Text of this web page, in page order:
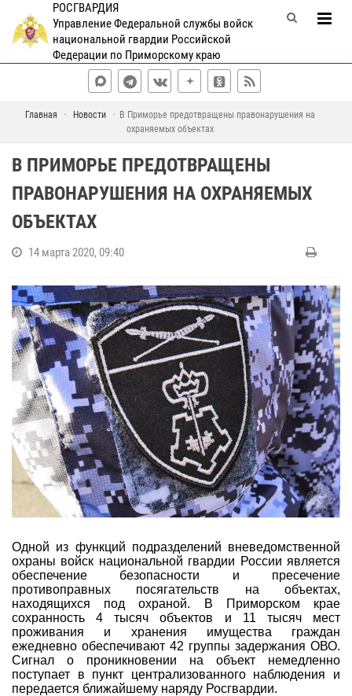
РОСГВАРДИЯ
Управление Федеральной службы войск
национальной гвардии Российской
Федерации по Приморскому краю
Главная Новости
В Приморье предотвращены правонарушения на
охраняемых объектах
В ПРИМОРЬЕ ПРЕДОТВРАЩЕНЫ
ПРАВОНАРУШЕНИЯ НА ОХРАНЯЕМЫХ
ОБЪЕКТАХ
14 марта 2020, 09:40
Одной из функций подразделений вневедомственной
охраны войск национальной гвардии России является
обеспечение безопасности и пресечение
противоправных посягательств на объектах,
находящихся под охраной. В Приморском крае
сохранность 4 тысяч объектов и 11 тысяч мест
проживания и хранения имущества граждан
ежедневно обеспечивают 42 группы задержания ОВО.
Сигнал о проникновении на объект немедленно
поступает в пункт централизованного наблюдения и
передается ближайшему наряду Росгвардии.